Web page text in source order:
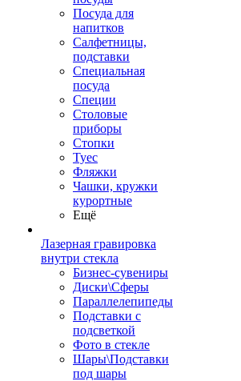
Посуда для
напитков
Салфетницы,
подставки
Специальная
посуда
Специи
Столовые
приборы
Стопки
Туес
Фляжки
Чашки, кружки
курортные
Ещё
Лазерная гравировка
внутри стекла
Бизнес-сувениры
Диски\Сферы
Параллелепипеды
Подставки с
подсветкой
Фото в стекле
Шары\Подставки
под шары